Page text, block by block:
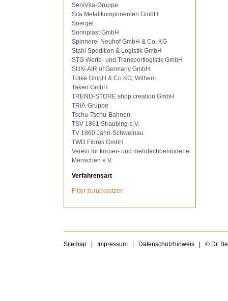
SeniVita-Gruppe
Sifa Metallkomponenten GmbH
Soergel
Sonnplast GmbH
Spinnerei Neuhof GmbH & Co. KG
Stahl Spedition & Logistik GmbH
STG Werte- und Transportlogistik GmbH
SUN-AIR of Germany GmbH
Tölke GmbH & Co KG, Wilhem
Takeo GmbH
TREND-STORE shop creation GmbH
TRIA-Gruppe
Tschu-Tschu-Bahnen
TSV 1861 Straubing e.V.
TV 1860 Jahn-Schweinau
TWD Fibres GmbH
Verein für körper- und mehrfachbehinderte
Menschen e.V.
Verfahrensart
Filter zurücksetzen
Sitemap Impressum Datenschutzhinweis © Dr.